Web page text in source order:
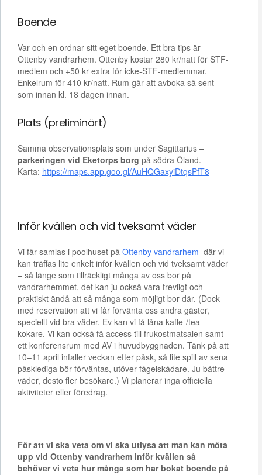
Boende
Var och en ordnar sitt eget boende. Ett bra tips är
Ottenby vandrarhem. Ottenby kostar 280 kr/natt för STF-
medlem och +50 kr extra för icke-STF-medlemmar.
Enkelrum för 410 kr/natt. Rum går att avboka så sent
som innan kl. 18 dagen innan.
Plats (preliminärt)
Samma observationsplats som under Sagittarius –
parkeringen vid Eketorps borg på södra Öland.
Karta: https://maps.app.goo.gl/AuHQGaxyiDtqsPfT8
Inför kvällen och vid tveksamt väder
Vi får samlas i poolhuset på Ottenby vandrarhem där vi
kan träffas lite enkelt inför kvällen och vid tveksamt väder
– så länge som tillräckligt många av oss bor på
vandrarhemmet, det kan ju också vara trevligt och
praktiskt ändå att så många som möjligt bor där. (Dock
med reservation att vi får förvänta oss andra gäster,
speciellt vid bra väder. Ev kan vi få låna kaffe-/tea-
kokare. Vi kan också få access till frukostmatsalen samt
ett konferensrum med AV i huvudbyggnaden. Tänk på att
10–11 april infaller veckan efter påsk, så lite spill av sena
påsklediga bör förväntas, utöver fågelskådare. Ju bättre
väder, desto fler besökare.) Vi planerar inga officiella
aktiviteter eller föredrag.
För att vi ska veta om vi ska utlysa att man kan möta
upp vid Ottenby vandrarhem inför kvällen så
behöver vi veta hur många som har bokat boende på